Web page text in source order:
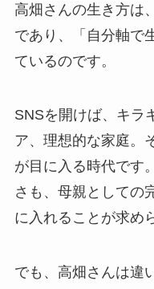
高畑さんの生き方は
であり、「自分軸で
ているのです。
SNSを開けば、キラ
ア、理想的な家庭。
が目に入る時代です
さも、母親として
に入れることが求め
でも、高畑さんは違